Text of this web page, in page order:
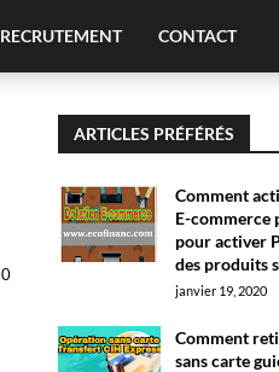
RECRUTEMENT CONTACT
0
ARTICLES PRÉFÉRÉS
Comment
E-commerce
pour activer
des produits
janvier 19, 2020
Comment
sans carte